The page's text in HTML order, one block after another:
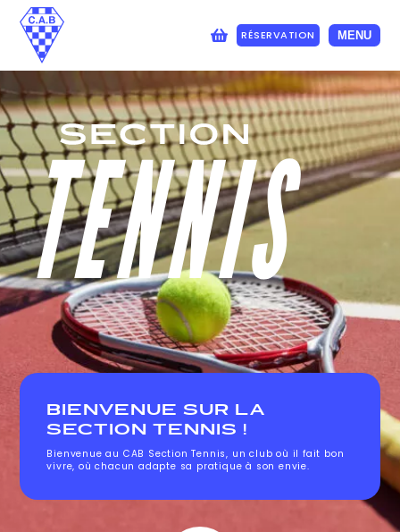
RÉSERVATION MENU
BIENVENUE SUR LA
SECTION TENNIS !
Bienvenue au CAB Section Tennis, un club où il fait bon
vivre, où chacun adapte sa pratique à son envie.